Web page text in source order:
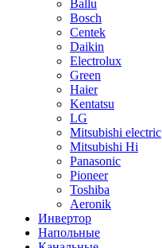
Ballu
Bosch
Centek
Daikin
Electrolux
Green
Haier
Kentatsu
LG
Mitsubishi electric
Mitsubishi Hi
Panasonic
Pioneer
Toshiba
Аeronik
Инвертор
Напольные